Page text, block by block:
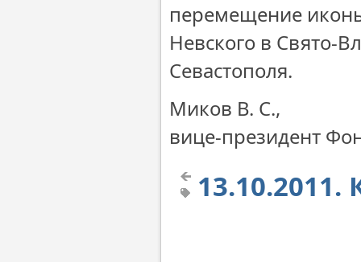
перемещение
Невского в Свято-
Севастополя.
Миков В. С.,
вице-президент